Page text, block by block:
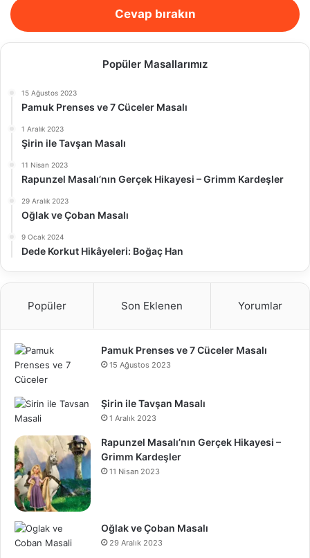
Cevap bırakın
Popüler Masallarımız
15 Ağustos 2023
Pamuk Prenses ve 7 Cüceler Masalı
1 Aralık 2023
Şirin ile Tavşan Masalı
11 Nisan 2023
Rapunzel Masalı’nın Gerçek Hikayesi – Grimm Kardeşler
29 Aralık 2023
Oğlak ve Çoban Masalı
9 Ocak 2024
Dede Korkut Hikâyeleri: Boğaç Han
Popüler Son Eklenen Yorumlar
Pamuk Prenses ve 7 Cüceler Masalı
15 Ağustos 2023
Şirin ile Tavşan Masalı
1 Aralık 2023
Rapunzel Masalı’nın Gerçek Hikayesi –
Grimm Kardeşler
11 Nisan 2023
Oğlak ve Çoban Masalı
29 Aralık 2023